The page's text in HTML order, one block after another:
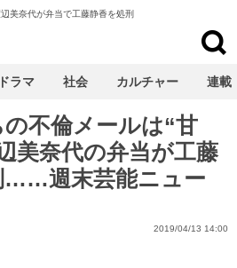
美奈代が弁当で工藤静香を処刑
不倫メールは“甘
美奈代の弁当が工藤
……週末芸能ニュー
2019/04/13 14:00
ドラマ 社会 カルチャー 連載